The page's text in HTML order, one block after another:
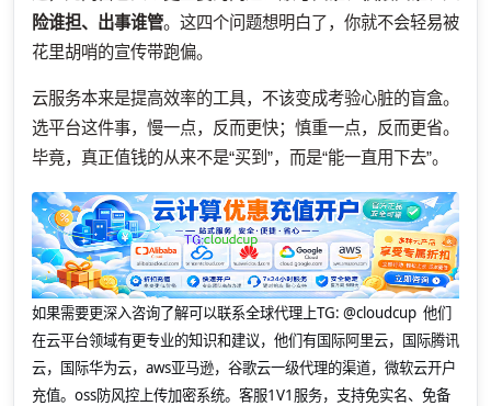
险谁担、出事谁管。这四个问题想明白了，你就不会轻易被
花里胡哨的宣传带跑偏。
云服务本来是提高效率的工具，不该变成考验心脏的盲盒。
选平台这件事，慢一点，反而更快；慎重一点，反而更省。
毕竟，真正值钱的从来不是“买到”，而是“能一直用下去”。
如果需要更深入咨询了解可以联系全球代理上TG: @cloudcup 他们
在云平台领域有更专业的知识和建议，他们有国际阿里云，国际腾讯
云，国际华为云，aws亚马逊，谷歌云一级代理的渠道，微软云开户
充值。oss防风控上传加密系统。客服1V1服务，支持免实名、免备